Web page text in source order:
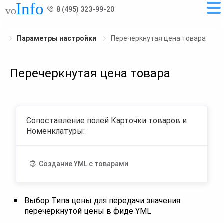
8 (495) 323-99-20
Параметры настройки Перечеркнутая цена товара
Перечеркнутая цена товара
Сопоставление полей Карточки товаров и
Номенклатуры:
Создание YML с товарами
Выбор Типа цены для передачи значения
перечеркнутой цены в фиде YML